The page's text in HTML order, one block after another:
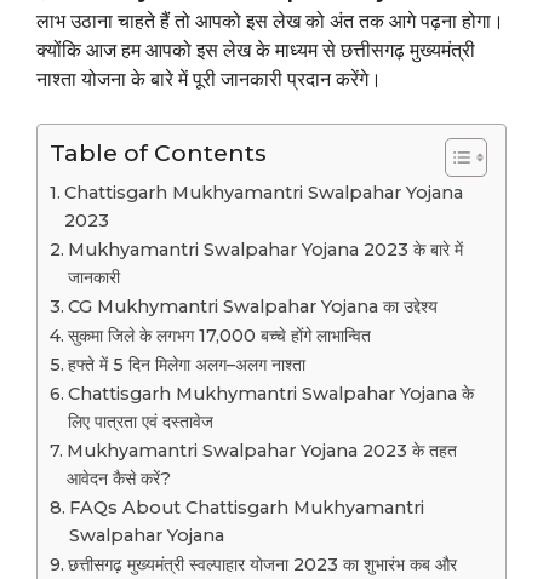
लाभ उठाना चाहते हैं तो आपको इस लेख को अंत तक आगे पढ़ना होगा।
क्योंकि आज हम आपको इस लेख के माध्यम से छत्तीसगढ़ मुख्यमंत्री
नाश्ता योजना के बारे में पूरी जानकारी प्रदान करेंगे।
Table of Contents
Chattisgarh Mukhyamantri Swalpahar Yojana
2023
Mukhyamantri Swalpahar Yojana 2023 के बारे में
जानकारी
CG Mukhymantri Swalpahar Yojana का उद्देश्य
सुकमा जिले के लगभग 17,000 बच्चे होंगे लाभान्वित
हफ्ते में 5 दिन मिलेगा अलग–अलग नाश्ता
Chattisgarh Mukhymantri Swalpahar Yojana के
लिए पात्रता एवं दस्तावेज
Mukhyamantri Swalpahar Yojana 2023 के तहत
आवेदन कैसे करें?
FAQs About Chattisgarh Mukhyamantri
Swalpahar Yojana
छत्तीसगढ़ मुख्यमंत्री स्वल्पाहार योजना 2023 का शुभारंभ कब और